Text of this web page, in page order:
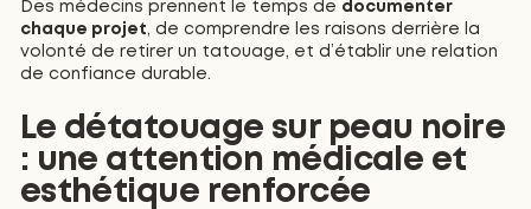
Des médecins prennent le temps de documenter
chaque projet, de comprendre les raisons derrière la
volonté de retirer un tatouage, et d’établir une relation
de confiance durable.
Le détatouage sur peau noire
: une attention médicale et
esthétique renforcée